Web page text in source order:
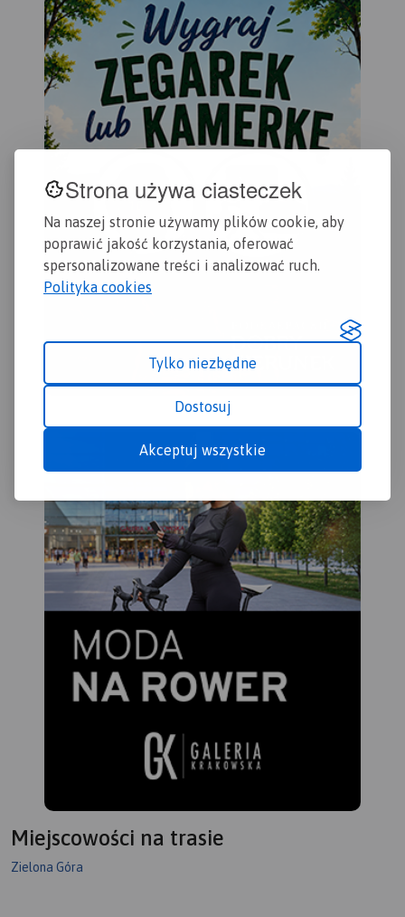
Strona używa ciasteczek
Na naszej stronie używamy plików cookie, aby
poprawić jakość korzystania, oferować
spersonalizowane treści i analizować ruch.
Polityka cookies
Tylko niezbędne
Dostosuj
Akceptuj wszystkie
Miejscowości na trasie
Zielona Góra